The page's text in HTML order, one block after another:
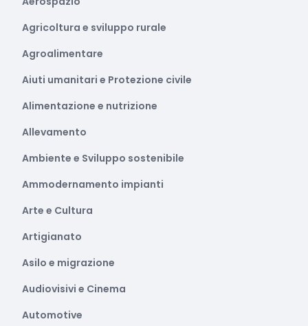
Agricoltura e sviluppo rurale
Agroalimentare
Aiuti umanitari e Protezione civile
Alimentazione e nutrizione
Allevamento
Ambiente e Sviluppo sostenibile
Ammodernamento impianti
Arte e Cultura
Artigianato
Asilo e migrazione
Audiovisivi e Cinema
Automotive